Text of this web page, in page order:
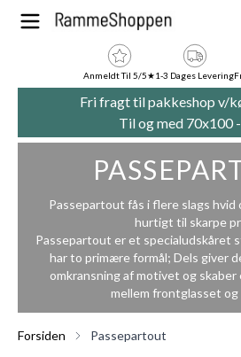
Skip to Content
Anmeldt Til 5/5★1-3 Dages Levering
Fri fragt til pakkeshop v/
Til og med 70x100 -
Passepartout fås i flere slags hvid
hurtigt til skarpe
Passepartout er et specialudskåret
har to primære formål; Dels giver
omkransning af motivet og
mellem frontglasset
Forsiden Passepartout